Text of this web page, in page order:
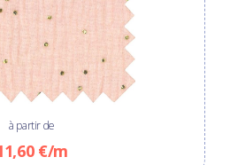
à partir de
€/m